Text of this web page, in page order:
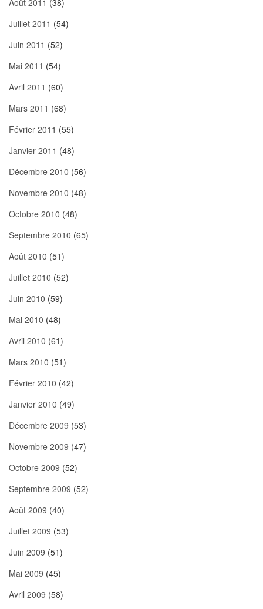
Août 2011 (38)
Juillet 2011 (54)
Juin 2011 (52)
Mai 2011 (54)
Avril 2011 (60)
Mars 2011 (68)
Février 2011 (55)
Janvier 2011 (48)
Décembre 2010 (56)
Novembre 2010 (48)
Octobre 2010 (48)
Septembre 2010 (65)
Août 2010 (51)
Juillet 2010 (52)
Juin 2010 (59)
Mai 2010 (48)
Avril 2010 (61)
Mars 2010 (51)
Février 2010 (42)
Janvier 2010 (49)
Décembre 2009 (53)
Novembre 2009 (47)
Octobre 2009 (52)
Septembre 2009 (52)
Août 2009 (40)
Juillet 2009 (53)
Juin 2009 (51)
Mai 2009 (45)
Avril 2009 (58)